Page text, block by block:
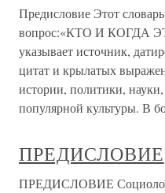
Предисловие Этот
вопрос:«КТО И КОГДА
указывает источник,
цитат и крылатых
истории, политики,
популярной культуры. В
ПРЕДИСЛОВИЕ
ПРЕДИСЛОВИЕ